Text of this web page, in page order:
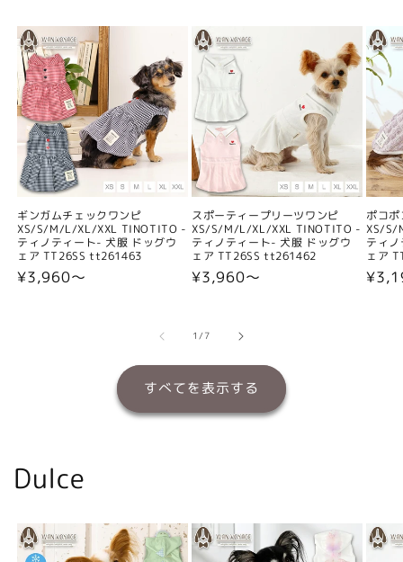
ギンガムチェックワンピ
XS/S/M/L/XL/XXL TINOTITO -
ティノティート- 犬服 ドッグウ
ェア TT26SS tt261463
通
¥3,960〜
スポーティープリーツワンピ
XS/S/M/L/XL/XXL TINOTITO -
ティノティート- 犬服 ドッグウ
ェア TT26SS tt261462
通
格
¥3,960〜
ポコ
XS/S/
ティ
ェア
通
1/の
7
すべてを表示する
Dulce